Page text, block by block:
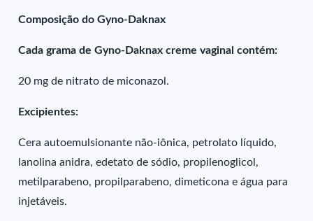
Composição do Gyno-Daknax
Cada grama de Gyno-Daknax creme vaginal contém:
20 mg de nitrato de miconazol.
Excipientes:
Cera autoemulsionante não-iônica, petrolato líquido,
lanolina anidra, edetato de sódio, propilenoglicol,
metilparabeno, propilparabeno, dimeticona e água para
injetáveis.